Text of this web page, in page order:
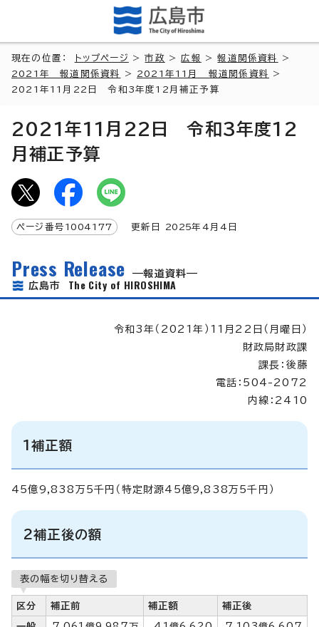
現在の位置： トップページ >市政 >広報 >報道関係資料
>
2021年 報道関係資料
> 2021年11月 報道関係資料
>
2021年11月22日 令和3年度12月補正予算
2021年11月22日 令和3年度12
月補正予算
ページ番号 1004177 更新日 2025年4月4日
Press Release
報道資料
広島市 The City of HIROSHIMA
令和3年（2021年）11月22日（月曜日）
財政局財政課
課長：後藤
電話：504-2072
内線：2410
1補正額
45億9,838万5千円（特定財源45億9,838万5千円）
2補正後の額
表の幅を切り替える
区分 補正前 補正額 補正後